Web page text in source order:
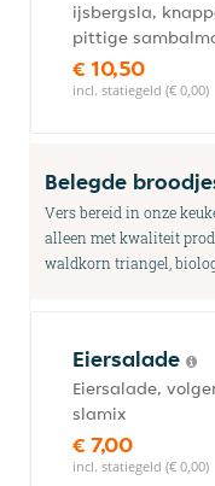
ijsbergsla,
pittige
€ 10,50
incl. statiegeld (€ 0,00)
Belegde
Vers bereid in onze
alleen met kwaliteit
waldkorn triangel,
Eiersalade
Eiersalade,
slamix
€ 7,00
incl. statiegeld (€ 0,00)